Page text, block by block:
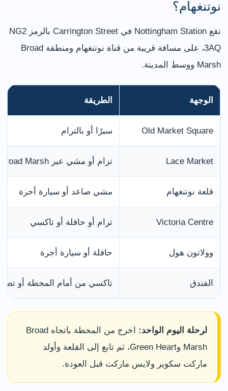
نوتنغهام؟
تقع Nottingham Station في Carrington Street بالرمز NG2
3AQ، على مسافة قريبة من قناة نوتنغهام ومنطقة Broad
Marsh ووسط المدينة.
الوجهة الطريقة
Old Market Square سيرًا أو بالترام
Lace Market ترام أو مشي عبر Broad Marsh
قلعة نوتنغهام مشي صاعد أو سيارة أجرة
Victoria Centre ترام أو حافلة أو تاكسي
وولاتون هول حافلة أو سيارة أجرة
الفندق تاكسي من أمام المحطة أو
لرحلة اليوم الواحد:
اخرج من المحطة باتجاه Broad
Marsh وGreen Heart، ثم تابع إلى القلعة وأولد
ماركت سكوير ولايس ماركت قبل العودة.